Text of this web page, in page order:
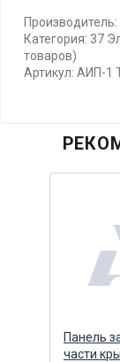
Категория: 37
товаров)
Артикул: АИП-1
Панель
части